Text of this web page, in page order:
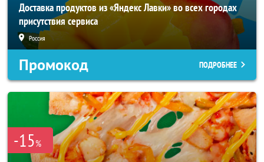
Доставка продуктов из «Яндекс Лавки» во всех городах
присутствия сервиса
Россия
Промокод ПОДРОБНЕЕ
-15%